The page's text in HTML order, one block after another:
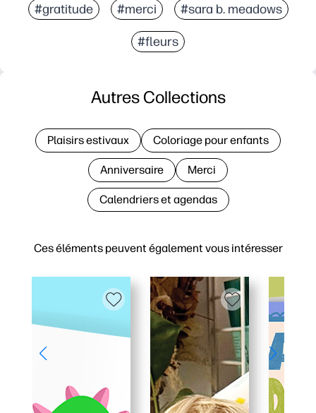
#gratitude #merci #sara b. meadows
#fleurs
Ces éléments peuvent également vous intéresser
Autres Collections
Plaisirs estivaux Coloriage pour enfants
Anniversaire Merci
Calendriers et agendas